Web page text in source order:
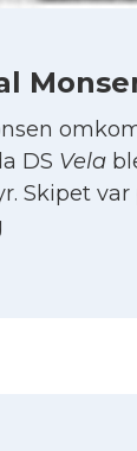
DS Vela
Skipet var